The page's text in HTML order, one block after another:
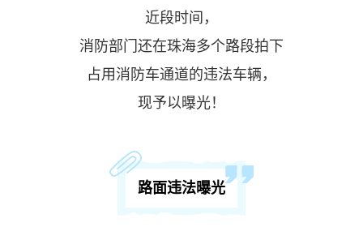
近段时间，
消防部门还在珠海多个路段拍下
占用消防车通道的违法车辆，
现予以曝光！
路面违法曝光